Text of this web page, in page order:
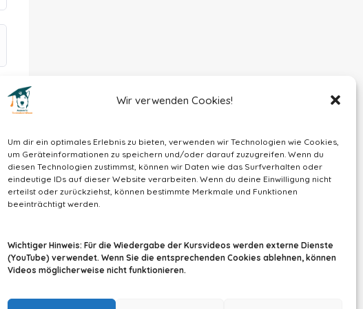
Wir verwenden Cookies!
Um dir ein optimales Erlebnis zu bieten, verwenden wir Technologien wie Cookies,
um Geräteinformationen zu speichern und/oder darauf zuzugreifen. Wenn du
diesen Technologien zustimmst, können wir Daten wie das Surfverhalten oder
eindeutige IDs auf dieser Website verarbeiten. Wenn du deine Einwilligung nicht
erteilst oder zurückziehst, können bestimmte Merkmale und Funktionen
beeinträchtigt werden.
Wichtiger Hinweis: Für die Wiedergabe der Kursvideos werden externe Dienste
(YouTube) verwendet. Wenn Sie die entsprechenden Cookies ablehnen, können
Videos möglicherweise nicht funktionieren.